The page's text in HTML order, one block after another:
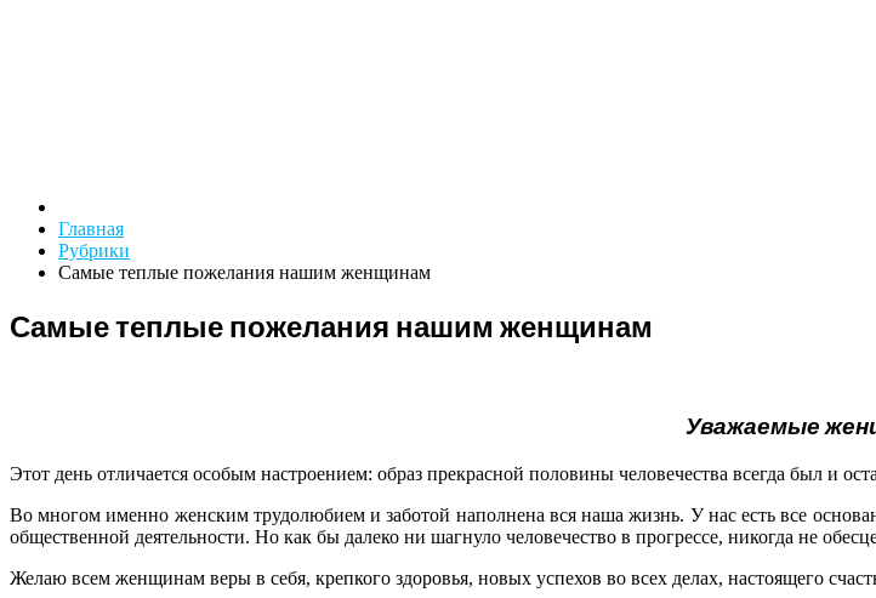
Главная
Рубрики
Самые теплые пожелания нашим женщинам
Самые теплые пожелания нашим женщинам
Уважаемые
Этот день отличается особым настроением: образ прекрасной половины человечества всегда был и
Во многом именно женским трудолюбием и заботой наполнена вся наша жизнь. У нас есть все
общественной деятельности. Но как бы далеко ни шагнуло человечество в прогрессе, никогда не
Желаю всем женщинам веры в себя, крепкого здоровья, новых успехов во всех делах, настоящего